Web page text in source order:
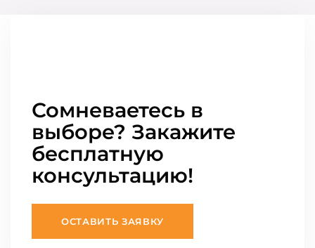
Сомневаетесь в
выборе? Закажите
бесплатную
консультацию!
ОСТАВИТЬ ЗАЯВКУ